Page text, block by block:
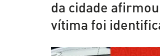
da cidade
vítima foi